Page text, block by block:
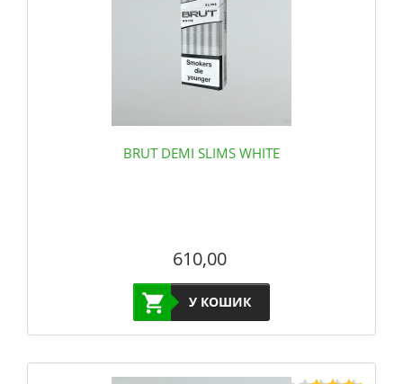
BRUT DEMI SLIMS WHITE
610,00
У КОШИК